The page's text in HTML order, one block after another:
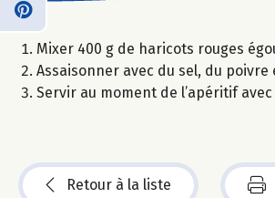
Mixer 400 g de haricots rouges
Assaisonner avec du sel, du poivre
Servir au moment de l’apéritif
Retour à la liste